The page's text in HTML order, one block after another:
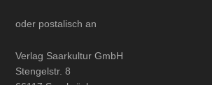
oder postalisch an
Verlag Saarkultur GmbH
Stengelstr. 8